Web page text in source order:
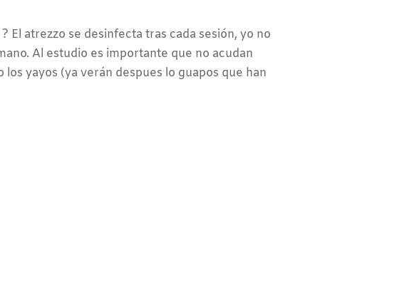
? El atrezzo se desinfecta tras cada sesión, yo no
Al estudio es importante que no acudan
yayos (ya verán despues lo guapos que han